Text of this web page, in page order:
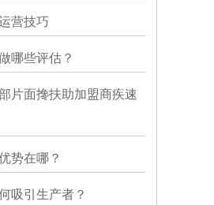
营技巧
哪些评估？
片面搀扶助加盟商疾速
势在哪？
吸引生产者？